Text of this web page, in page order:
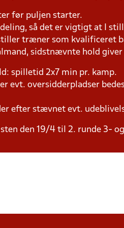
før puljen starter.
så det er vigtigt at I
træner som kvalificeret
sidstnævnte hold
spilletid 2x7 min pr. kamp.
evt. oversidderpladser
efter stævnet evt.
den 19/4 til 2. runde 3-